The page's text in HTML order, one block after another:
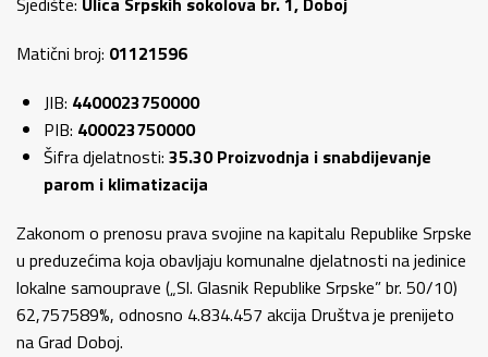
Matični broj: 01121596
JIB: 4400023750000
PIB: 400023750000
Šifra djelatnosti: 35.30 Proizvodnja i snabdijevanje
parom i klimatizacija
Zakonom o prenosu prava svojine na kapitalu Republike Srpske
u preduzećima koja obavljaju komunalne djelatnosti na jedinice
lokalne samouprave („Sl. Glasnik Republike Srpske” br. 50/10)
62,757589%, odnosno 4.834.457 akcija Društva je prenijeto
na Grad Doboj.